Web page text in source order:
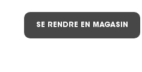
SE RENDRE EN MAGASIN